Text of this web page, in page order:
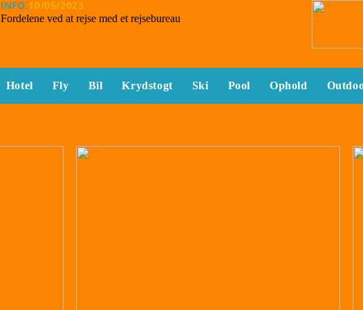
INFO 10/05/2023
Fordelene ved at rejse med et rejsebureau
Hotel Fly Bil Krydstogt Ski Pool Ophold